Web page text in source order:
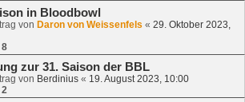
in Bloodbowl
von Daron von Weissenfels « 29. Oktober 2023,
8
zur 31. Saison der BBL
von Berdinius « 19. August 2023, 10:00
2